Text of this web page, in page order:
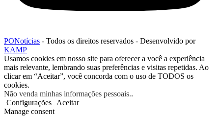
PONotícias - Todos os direitos reservados - Desenvolvido por
KAMP
Usamos cookies em nosso site para oferecer a você a experiência
mais relevante, lembrando suas preferências e visitas repetidas. Ao
clicar em “Aceitar”, você concorda com o uso de TODOS os
cookies.
Não venda minhas informações pessoais..
Configurações
Aceitar
Manage consent